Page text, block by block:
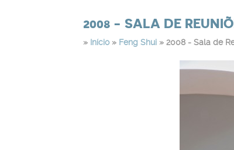
2008 - SALA DE
» Início» Feng Shui » 2008 - Sala de